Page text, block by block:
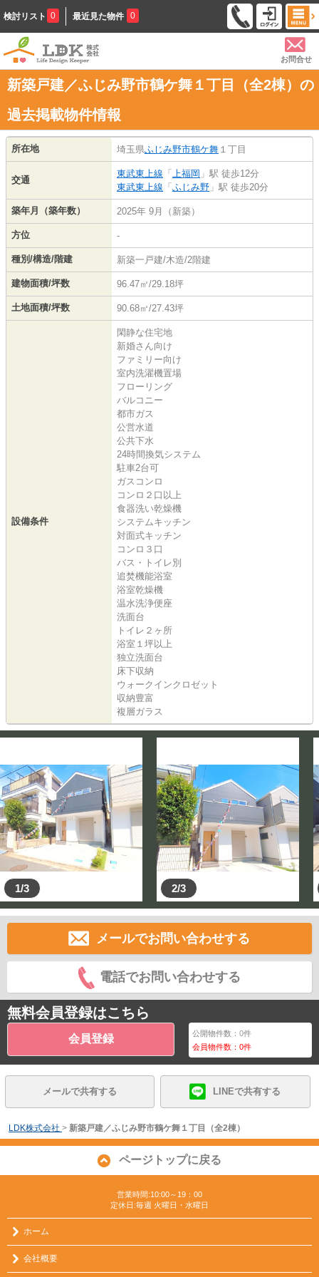
検討リスト 0 最近見た物件 0
お問合せ
新築戸建／ふじみ野市鶴ケ舞１丁目（全2棟）の
過去掲載物件情報
所在地 埼玉県ふじみ野市鶴ケ舞 １丁目
交通
東武東上線 「 上福岡 」駅 徒歩12分
東武東上線 「 ふじみ野 」駅 徒歩20分
築年月（築年数） 2025年 9月（新築）
方位 -
種別/構造/階建 新築一戸建/木造/2階建
建物面積/坪数 96.47㎡/29.18坪
土地面積/坪数 90.68㎡/27.43坪
設備条件
閑静な住宅地
新婚さん向け
ファミリー向け
室内洗濯機置場
フローリング
バルコニー
都市ガス
公営水道
公共下水
24時間換気システム
駐車2台可
ガスコンロ
コンロ２口以上
食器洗い乾燥機
システムキッチン
対面式キッチン
コンロ３口
バス・トイレ別
追焚機能浴室
浴室乾燥機
温水洗浄便座
洗面台
トイレ２ヶ所
浴室１坪以上
独立洗面台
床下収納
ウォークインクロゼット
収納豊富
複層ガラス
1/3 2/3
メールでお問い合わせする
電話でお問い合わせする
無料会員登録はこちら
会員登録 公開物件数：0件
会員物件数：0件
メールで共有する LINEで共有する
LDK株式会社 > 新築戸建／ふじみ野市鶴ケ舞１丁目（全2棟）
ページトップに戻る
営業時間:10:00～19：00
定休日:毎週 火曜日・水曜日
ホーム
会社概要